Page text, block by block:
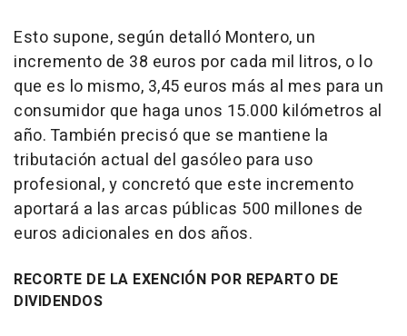
Esto supone, según detalló Montero, un
incremento de 38 euros por cada mil litros, o lo
que es lo mismo, 3,45 euros más al mes para un
consumidor que haga unos 15.000 kilómetros al
año. También precisó que se mantiene la
tributación actual del gasóleo para uso
profesional, y concretó que este incremento
aportará a las arcas públicas 500 millones de
euros adicionales en dos años.
RECORTE DE LA EXENCIÓN POR REPARTO DE
DIVIDENDOS